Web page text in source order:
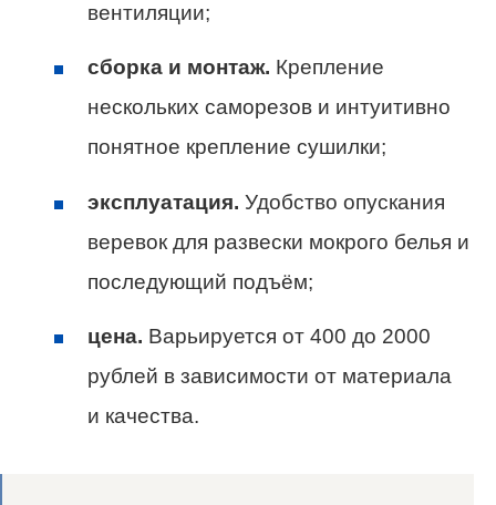
вентиляции;
сборка и монтаж. Крепление
нескольких саморезов и интуитивно
понятное крепление сушилки;
эксплуатация. Удобство опускания
веревок для развески мокрого белья и
последующий подъём;
цена. Варьируется от 400 до 2000
рублей в зависимости от материала
и качества.